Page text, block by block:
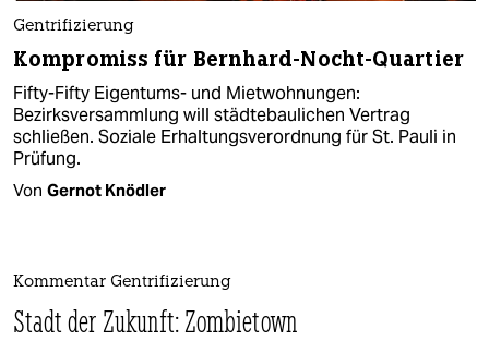
Gentrifizierung
Kompromiss für Bernhard-Nocht-Quartier
Fifty-Fifty Eigentums- und Mietwohnungen:
Bezirksversammlung will städtebaulichen Vertrag
schließen. Soziale Erhaltungsverordnung für St. Pauli in
Prüfung.
Von Gernot Knödler
Kommentar Gentrifizierung
Stadt der Zukunft: Zombietown